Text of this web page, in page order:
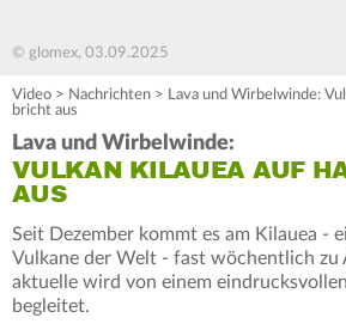
© glomex, 03.09.2025
Video > Nachrichten > Lava und Wirbelwinde:
bricht aus
Lava und Wirbelwinde:
VULKAN KILAUEA AUF
AUS
Seit Dezember kommt es am Kilauea -
Vulkane der Welt - fast wöchentlich zu
aktuelle wird von einem
begleitet.